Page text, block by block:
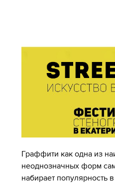
Граффити как одна из
неоднозначных форм
набирает популярность